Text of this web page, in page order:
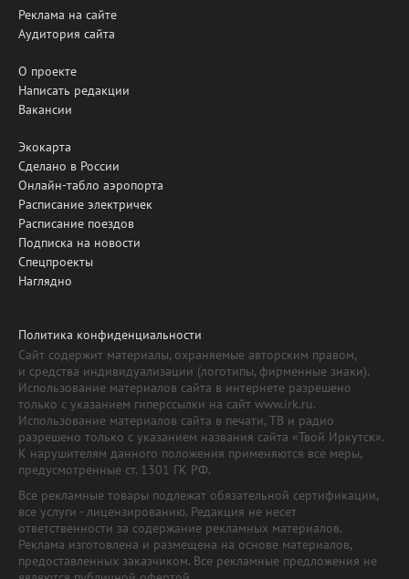
Реклама на сайте
Аудитория сайта
О проекте
Написать редакции
Вакансии
Экокарта
Сделано в России
Онлайн-табло аэропорта
Расписание электричек
Расписание поездов
Подписка на новости
Спецпроекты
Наглядно
Политика конфиденциальности
Сайт содержит материалы, охраняемые авторским правом,
и средства индивидуализации (логотипы, фирменные знаки).
Использование материалов сайта в интернете разрешено
только с указанием гиперссылки на сайт www.irk.ru.
Использование материалов сайта в печати, ТВ и радио
разрешено только с указанием названия сайта «Твой Иркутск».
К нарушителям данного положения применяются все меры,
предусмотренные ст. 1301 ГК РФ.
Все рекламные товары подлежат обязательной сертификации,
все услуги - лицензированию. Редакция не несет
ответственности за содержание рекламных материалов.
Реклама изготовлена и размещена на основе материалов,
предоставленных заказчиком. Все рекламные предложения не